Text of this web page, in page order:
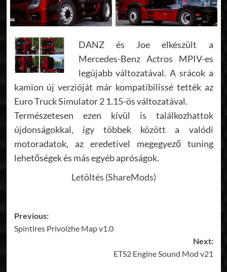
DANZ és Joe elkészült a
Mercedes-Benz Actros MPIV-es
legújabb változatával. A srácok a
kamion új verzióját már kompatibilissé tették az
Euro Truck Simulator 2 1.15-ös változatával.
Természetesen ezen kívül is találkozhattok
újdonságokkal, így többek között a valódi
motoradatok, az eredetivel megegyező tuning
lehetőségek és más egyéb apróságok.
Letöltés (ShareMods)
Post
navigation
Previous:
Spintires Privolzhe Map v1.0
Next:
ETS2 Engine Sound Mod v21